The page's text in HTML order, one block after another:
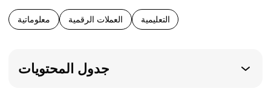
معلوماتية العملات الرقمية التعليمية
جدول المحتويات